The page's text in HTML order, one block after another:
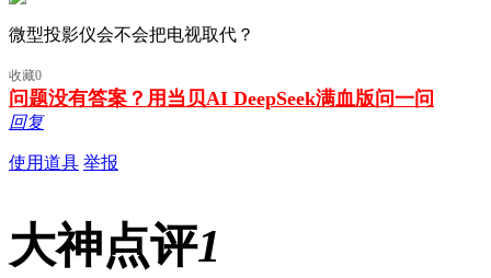
微型投影仪会不会把电视取代？
收藏0
问题没有答案？用当贝AI DeepSeek满血版问一问
回复
使用道具 举报
大神点评1